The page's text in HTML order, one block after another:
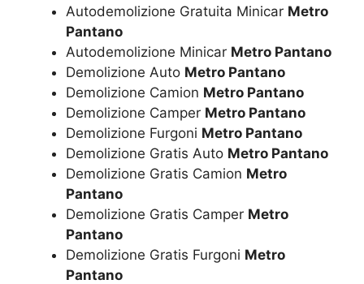
Autodemolizione Gratuita Minicar Metro
Pantano
Autodemolizione Minicar Metro Pantano
Demolizione Auto Metro Pantano
Demolizione Camion Metro Pantano
Demolizione Camper Metro Pantano
Demolizione Furgoni Metro Pantano
Demolizione Gratis Auto Metro Pantano
Demolizione Gratis Camion Metro
Pantano
Demolizione Gratis Camper Metro
Pantano
Demolizione Gratis Furgoni Metro
Pantano